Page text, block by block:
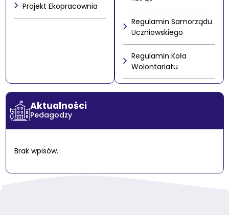
Aktualności
Pedagodzy
Brak wpisów.
Projekt Ekopracownia
Regulamin Samorządu
Uczniowskiego
Regulamin Koła
Wolontariatu